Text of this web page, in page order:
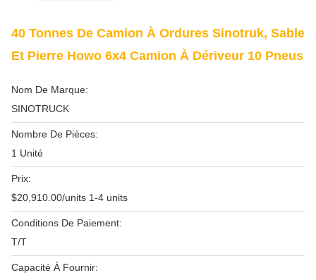
40 Tonnes De Camion À Ordures Sinotruk, Sable
Et Pierre Howo 6x4 Camion À Dériveur 10 Pneus
Nom De Marque:
SINOTRUCK
Nombre De Pièces:
1 Unité
Prix:
$20,910.00/units 1-4 units
Conditions De Paiement:
T/T
Capacité À Fournir: